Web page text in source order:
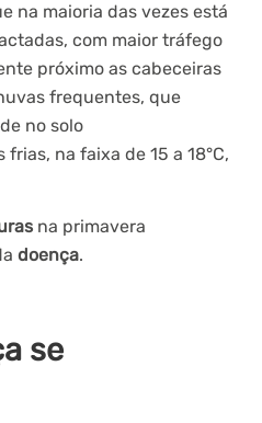
na maioria das vezes está
com maior tráfego
próximo as cabeceiras
frequentes, que
no solo
na faixa de 15 a 18°C,
na primavera
doença.
se